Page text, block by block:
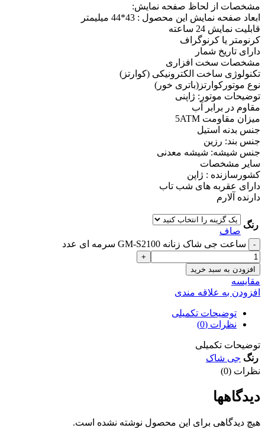
مشخصات از لحاظ صفحه نمايش:
ابعاد صفحه نمایش این محصول : 43*44 میلیمتر
قابلیت نمایش 24 ساعته
کرنومتر یا کرنوگراف
دارای تاریخ شمار
مشخصات سخت افزاری
تکنولوژی ساخت الکترونیکی (کوارتز)
نوع موتورکوارتز(باتری خور)
توضیحات موتور: ژاپنی
مقاوم در برابر آب
میزان مقاومت 5ATM
جنس بدنه استیل
جنس بند: رزین
جنس شیشه: شیشه معدنی
ساير مشخصات
کشورسازنده : ژاپن
دارای عقربه های شب تاب
دارنده آلارم
رنگ
صاف
ساعت جی شاک زنانه GM-S2100 سرمه ای عدد
افزودن به سبد خرید
مقايسه
افزودن به علاقه مندی
توضیحات تکمیلی
نظرات (0)
توضیحات تکمیلی
رنگ جی شاک
نظرات (0)
دیدگاهها
هیچ دیدگاهی برای این محصول نوشته نشده است.